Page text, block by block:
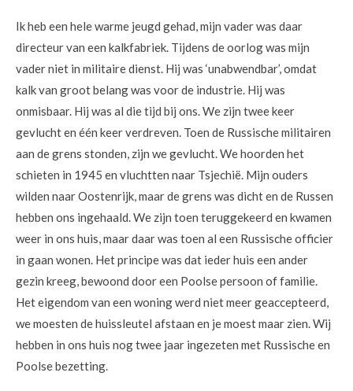
Ik heb een hele warme jeugd gehad, mijn vader was daar
directeur van een kalkfabriek. Tijdens de oorlog was mijn
vader niet in militaire dienst. Hij was ‘unabwendbar’, omdat
kalk van groot belang was voor de industrie. Hij was
onmisbaar. Hij was al die tijd bij ons. We zijn twee keer
gevlucht en één keer verdreven. Toen de Russische militairen
aan de grens stonden, zijn we gevlucht. We hoorden het
schieten in 1945 en vluchtten naar Tsjechië. Mijn ouders
wilden naar Oostenrijk, maar de grens was dicht en de Russen
hebben ons ingehaald. We zijn toen teruggekeerd en kwamen
weer in ons huis, maar daar was toen al een Russische officier
in gaan wonen. Het principe was dat ieder huis een ander
gezin kreeg, bewoond door een Poolse persoon of familie.
Het eigendom van een woning werd niet meer geaccepteerd,
we moesten de huissleutel afstaan en je moest maar zien. Wij
hebben in ons huis nog twee jaar ingezeten met Russische en
Poolse bezetting.